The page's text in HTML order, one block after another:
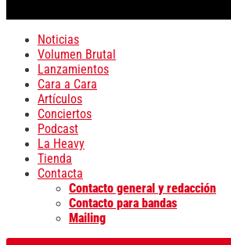
Noticias
Volumen Brutal
Lanzamientos
Cara a Cara
Artículos
Conciertos
Podcast
La Heavy
Tienda
Contacta
Contacto general y redacción
Contacto para bandas
Mailing